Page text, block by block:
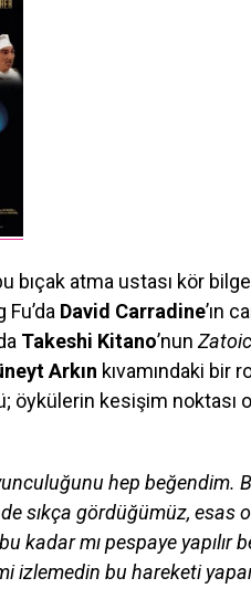
bıçak atma ustası kör
David Carradine’ın
Takeshi Kitano’nun
Arkın kıvamındaki bir
öykülerin kesişim noktası
hep beğendim.
sıkça gördüğümüz, esas
kadar mı pespaye yapılır
mi izlemedin bu hareketi